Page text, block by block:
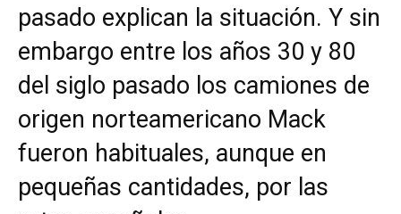
pasado explican la situación. Y sin
embargo entre los años 30 y 80
del siglo pasado los camiones de
origen norteamericano Mack
fueron habituales, aunque en
pequeñas cantidades, por las